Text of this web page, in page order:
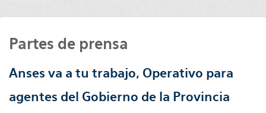
Partes de prensa
Anses va a tu trabajo, Operativo para
agentes del Gobierno de la Provincia